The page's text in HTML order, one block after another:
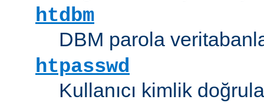
htdbm
DBM parola
htpasswd
Kullanıcı kimlik